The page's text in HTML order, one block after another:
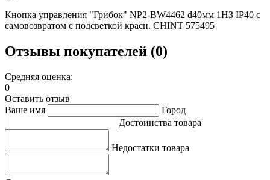
Кнопка управления "Грибок" NP2-BW4462 d40мм 1НЗ IP40 с
самовозвратом с подсветкой красн. CHINT 575495
Отзывы покупателей (0)
Средняя оценка:
0
Оставить отзыв
Ваше имя
Город
Достоинства товара
Недостатки товара